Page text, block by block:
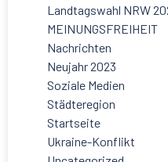
Landtagswahl NRW
MEINUNGSFREIHEIT
Nachrichten
Neujahr 2023
Soziale Medien
Städteregion
Startseite
Ukraine-Konflikt